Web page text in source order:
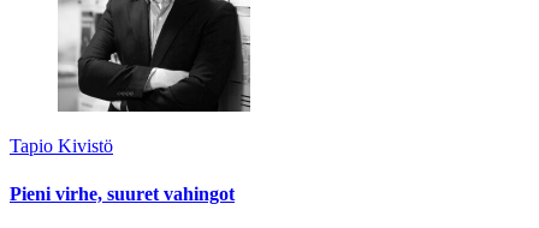
Tapio Kivistö
Pieni virhe, suuret vahingot